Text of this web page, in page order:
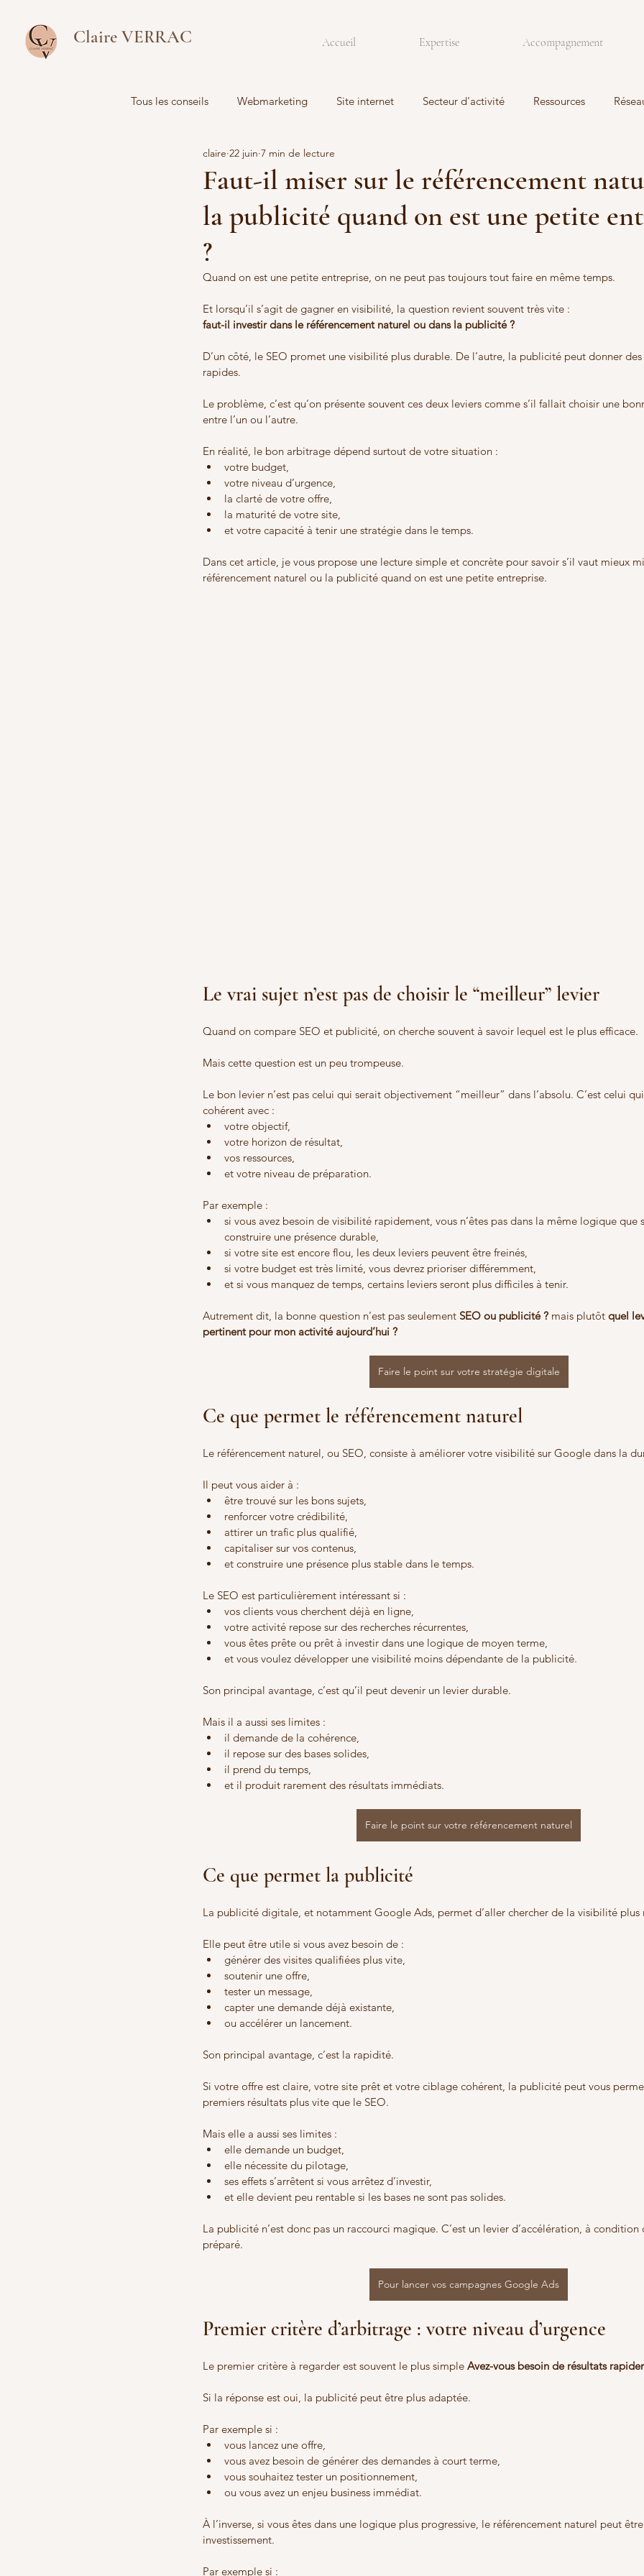
Claire VERRAC Accueil Expertise Accompagnement
Tous les conseils Webmarketing Site internet Secteur d'activité Ressources
Analyse de données
Faut-il miser sur le référencement
la publicité quand on est une petite
?
claire 22 juin 7 min de lecture
Quand on est une petite entreprise, on ne peut pas toujours tout faire en même temps.
Et lorsqu’il s’agit de gagner en visibilité, la question revient souvent très vite :
faut-il investir dans le référencement naturel ou dans la publicité ?
D’un côté, le SEO promet une visibilité plus durable. De l’autre, la publicité peut donner
rapides.
Le problème, c’est qu’on présente souvent ces deux leviers comme s’il fallait choisir une
entre l’un ou l’autre.
En réalité, le bon arbitrage dépend surtout de votre situation :
votre budget,
votre niveau d’urgence,
la clarté de votre offre,
la maturité de votre site,
et votre capacité à tenir une stratégie dans le temps.
Dans cet article, je vous propose une lecture simple et concrète pour savoir s’il vaut mieux
référencement naturel ou la publicité quand on est une petite entreprise.
Le vrai sujet n’est pas de choisir le “meilleur” levier
Quand on compare SEO et publicité, on cherche souvent à savoir lequel est le plus efficace.
Mais cette question est un peu trompeuse.
Le bon levier n’est pas celui qui serait objectivement “meilleur” dans l’absolu. C’est celui
cohérent avec :
votre objectif,
votre horizon de résultat,
vos ressources,
et votre niveau de préparation.
Par exemple :
si vous avez besoin de visibilité rapidement, vous n’êtes pas dans la même logique que
construire une présence durable,
si votre site est encore flou, les deux leviers peuvent être freinés,
si votre budget est très limité, vous devrez prioriser différemment,
et si vous manquez de temps, certains leviers seront plus difficiles à tenir.
Autrement dit, la bonne question n’est pas seulement SEO ou publicité ? mais plutôt quel
pertinent pour mon activité aujourd’hui ?
Faire le point sur votre stratégie digitale
Ce que permet le référencement naturel
Le référencement naturel, ou SEO, consiste à améliorer votre visibilité sur Google dans la
Il peut vous aider à :
être trouvé sur les bons sujets,
renforcer votre crédibilité,
attirer un trafic plus qualifié,
capitaliser sur vos contenus,
et construire une présence plus stable dans le temps.
Le SEO est particulièrement intéressant si :
vos clients vous cherchent déjà en ligne,
votre activité repose sur des recherches récurrentes,
vous êtes prête ou prêt à investir dans une logique de moyen terme,
et vous voulez développer une visibilité moins dépendante de la publicité.
Son principal avantage, c’est qu’il peut devenir un levier durable.
Mais il a aussi ses limites :
il demande de la cohérence,
il repose sur des bases solides,
il prend du temps,
et il produit rarement des résultats immédiats.
Faire le point sur votre référencement naturel
Ce que permet la publicité
La publicité digitale, et notamment Google Ads, permet d’aller chercher de la visibilité plus
Elle peut être utile si vous avez besoin de :
générer des visites qualifiées plus vite,
soutenir une offre,
tester un message,
capter une demande déjà existante,
ou accélérer un lancement.
Son principal avantage, c’est la rapidité.
Si votre offre est claire, votre site prêt et votre ciblage cohérent, la publicité peut vous
premiers résultats plus vite que le SEO.
Mais elle a aussi ses limites :
elle demande un budget,
elle nécessite du pilotage,
ses effets s’arrêtent si vous arrêtez d’investir,
et elle devient peu rentable si les bases ne sont pas solides.
La publicité n’est donc pas un raccourci magique. C’est un levier d’accélération, à condition
préparé.
Pour lancer vos campagnes Google Ads
Premier critère d’arbitrage : votre niveau d’urgence
Le premier critère à regarder est souvent le plus simple Avez-vous besoin de résultats
Si la réponse est oui, la publicité peut être plus adaptée.
Par exemple si :
vous lancez une offre,
vous avez besoin de générer des demandes à court terme,
vous souhaitez tester un positionnement,
ou vous avez un enjeu business immédiat.
À l’inverse, si vous êtes dans une logique plus progressive, le référencement naturel peut
investissement.
Par exemple si :